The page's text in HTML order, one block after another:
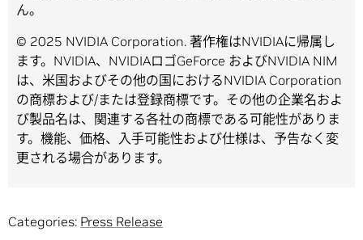
ん。
© 2025 NVIDIA Corporation. 著作権はNVIDIAに帰属し
ます。NVIDIA、NVIDIAロゴGeForce およびNVIDIA NIM
は、米国およびその他の国におけるNVIDIA Corporation
の商標および/または登録商標です。その他の企業名およ
び製品名は、関連する各社の商標である可能性がありま
す。機能、価格、入手可能性および仕様は、予告なく変
更される場合があります。
Categories: Press Release